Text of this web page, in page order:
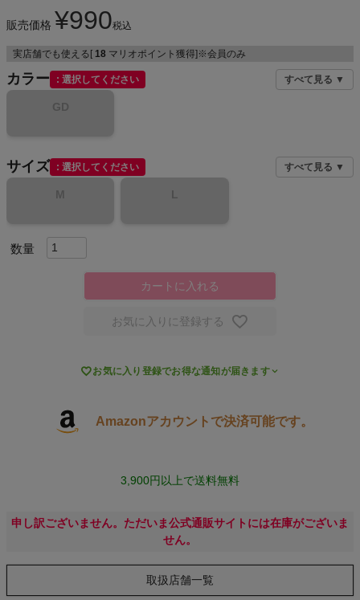
メンズカジュアルウェア
メンズスポーツウェア
スポーツシューズ
もっと見る
キャンプ・フェス
販売価格 ¥990税込
実店舗でも使える[ 18 マリオポイント獲得]※会員のみ
カラー 選択してください すべて見る ▼
GD
サイズ 選択してください すべて見る ▼
M L
カートに入れる
お気に入りに登録する
お気に入り登録でお得な通知が届きます
Amazonアカウントで決済可能です。
3,900円以上で送料無料
申し訳ございません。ただいま公式通販サイトには在庫がございま
せん。
取扱店舗一覧